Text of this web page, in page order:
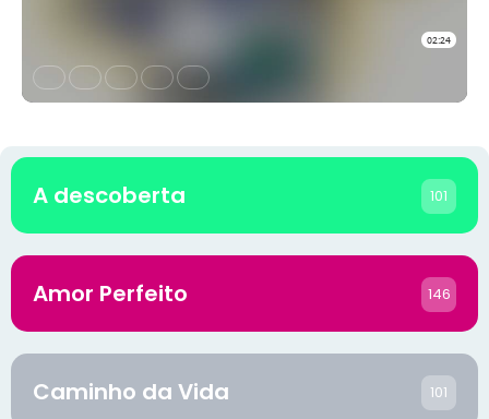
A descoberta 101
Amor Perfeito 146
Caminho da Vida 101